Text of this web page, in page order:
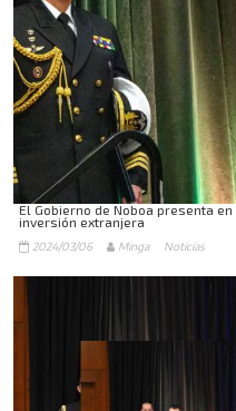
El Gobierno de Noboa presenta
inversión extranjera
2024/03/06 Minga Noticias